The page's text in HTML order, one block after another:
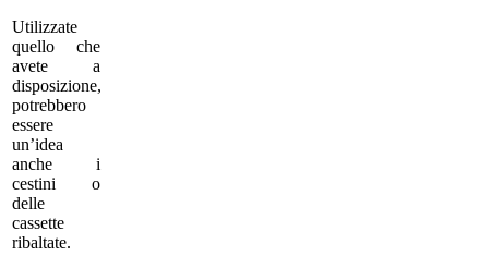
Utilizzate
quello che
avete a
disposizione,
potrebbero
essere
un’idea
anche i
cestini o
delle
cassette
ribaltate.